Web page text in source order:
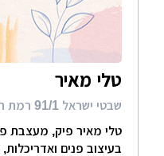
טלי מאיר
שבטי ישראל 91/1 רמת השרון
בעיצוב פנים